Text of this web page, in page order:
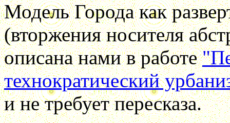
Модель Города как
(вторжения носителя
описана нами в работе
технократический
и не требует пересказа.